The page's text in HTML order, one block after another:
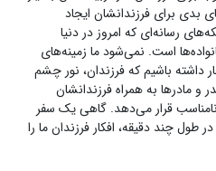
بدی برای فرزندانشان ایجاد
رسانه‌ای که امروز در دنیا
است. نمی‌شود ما زمینه‌های
داشته باشیم که فرزندان، نور چشم
و مادرها به همراه فرزندانشان
قرار می‌دهد. گاهی یک سفر
طول چند دقیقه، افکار فرزندان ما را